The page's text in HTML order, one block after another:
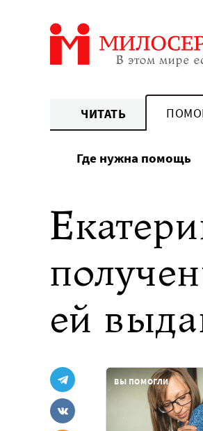
ЧИТАТЬ
Где нужна помощь
ей
ВЫ ПОМОГЛИ